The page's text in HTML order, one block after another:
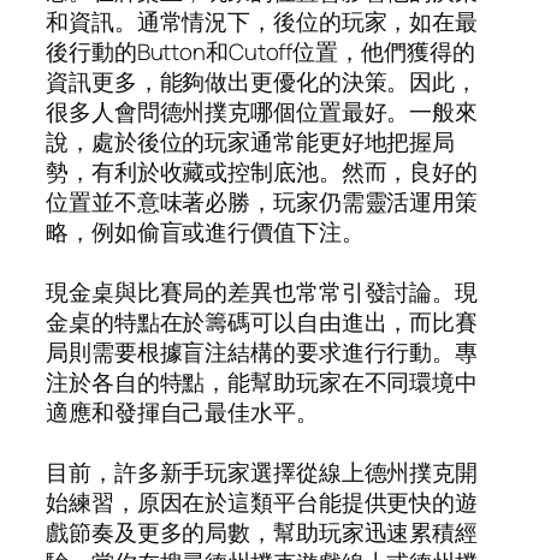
和資訊。通常情況下，後位的玩家，如在最
後行動的Button和Cutoff位置，他們獲得的
資訊更多，能夠做出更優化的決策。因此，
很多人會問德州撲克哪個位置最好。一般來
說，處於後位的玩家通常能更好地把握局
勢，有利於收藏或控制底池。然而，良好的
位置並不意味著必勝，玩家仍需靈活運用策
略，例如偷盲或進行價值下注。
現金桌與比賽局的差異也常常引發討論。現
金桌的特點在於籌碼可以自由進出，而比賽
局則需要根據盲注結構的要求進行行動。專
注於各自的特點，能幫助玩家在不同環境中
適應和發揮自己最佳水平。
目前，許多新手玩家選擇從線上德州撲克開
始練習，原因在於這類平台能提供更快的遊
戲節奏及更多的局數，幫助玩家迅速累積經